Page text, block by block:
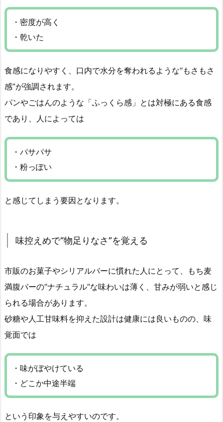
・密度が高く
・乾いた
食感になりやすく、口内で水分を奪われるような“もさもさ
感”が強調されます。
パンやごはんのような「ふっくら感」とは対極にある食感
であり、人によっては
・パサパサ
・粉っぽい
と感じてしまう要因となります。
味控えめで“物足りなさ”を覚える
市販のお菓子やシリアルバーに慣れた人にとって、もち麦
満腹バーの“ナチュラル”な味わいは薄く、甘みが弱いと感じ
られる場合があります。
砂糖や人工甘味料を抑えた設計は健康には良いものの、味
覚面では
・味がぼやけている
・どこか中途半端
という印象を与えやすいのです。